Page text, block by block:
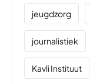
jeugdzorg
journalistiek
Kavli Instituut